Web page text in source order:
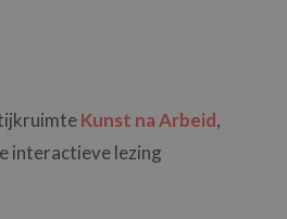
Kunst na Arbeid,
interactieve lezing